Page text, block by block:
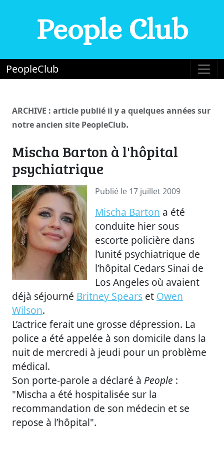
People Club
PeopleClub
ARCHIVE : article publié il y a quelques années sur
notre ancien site PeopleClub.
Mischa Barton à l'hôpital
psychiatrique
Publié le 17 juillet 2009
Mischa Barton a été
conduite hier sous
escorte policière dans
l’unité psychiatrique de
l’hôpital Cedars Sinai de
Los Angeles où avaient
déjà séjourné Britney Spears et Owen
Wilson.
L’actrice ferait une grosse dépression. La
police a été appelée à son domicile dans la
nuit de mercredi à jeudi pour un problème
médical.
Son porte-parole a déclaré à People :
"Mischa a été hospitalisée sur la
recommandation de son médecin et se
repose à l’hôpital".